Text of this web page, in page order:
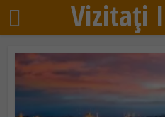
Vizitați